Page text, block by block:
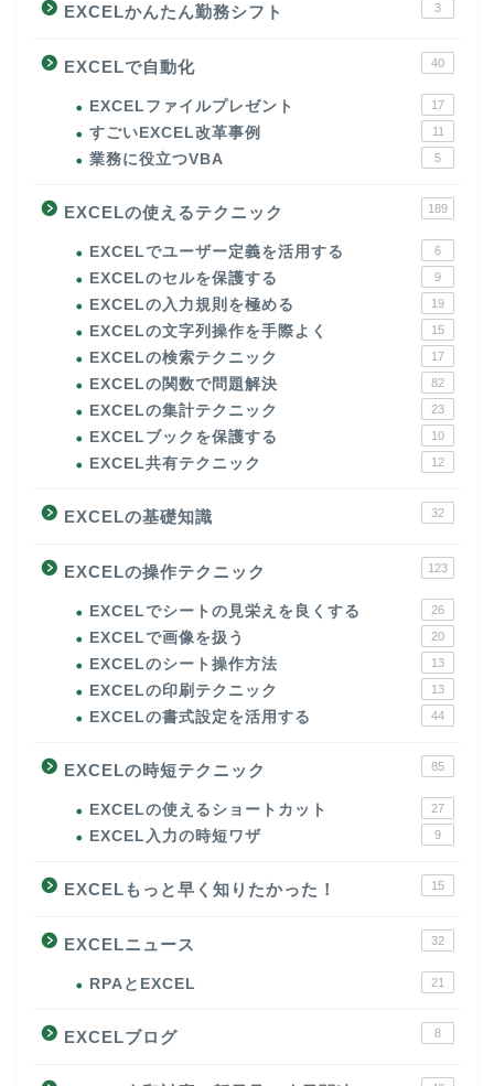
EXCELかんたん勤務シフト 3
EXCELで自動化 40
EXCELファイルプレゼント 17
すごいEXCEL改革事例 11
業務に役立つVBA 5
EXCELの使えるテクニック 189
EXCELでユーザー定義を活用する 6
EXCELのセルを保護する 9
EXCELの入力規則を極める 19
EXCELの文字列操作を手際よく 15
EXCELの検索テクニック 17
EXCELの関数で問題解決 82
EXCELの集計テクニック 23
EXCELブックを保護する 10
EXCEL共有テクニック 12
EXCELの基礎知識 32
EXCELの操作テクニック 123
EXCELでシートの見栄えを良くする 26
EXCELで画像を扱う 20
EXCELのシート操作方法 13
EXCELの印刷テクニック 13
EXCELの書式設定を活用する 44
EXCELの時短テクニック 85
EXCELの使えるショートカット 27
EXCEL入力の時短ワザ 9
EXCELもっと早く知りたかった！ 15
EXCELニュース 32
RPAとEXCEL 21
EXCELブログ 8